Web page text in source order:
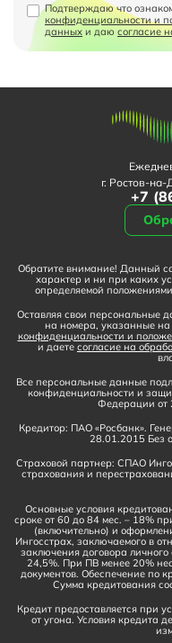
Подтверждаю что
конфиденциальности и
данных и даю согласие
г. Ростов-
+7
Обратите внимание! Данный
характер и ни при каких
определяемой
Оставляя свои персональные
на номера, указанные на
конфиденциальности и
и даете согласие на
Все персональные данные
конфиденциальности и
Федерации
Кредитор: ПАО «Росбанк».
28.01.2015 Без
Страховой партнер: СПАО
страхования и
Основные условия
сроке от 60 до 84 мес. – 18%
(включительно) и
Ингосстрах, заключаемого в
заключения договора
24,5%. При ПВ менее 20%
документов. Обеспечение по
Сумма кредитования
Кредит предоставляется при
от угона. Условия кредита